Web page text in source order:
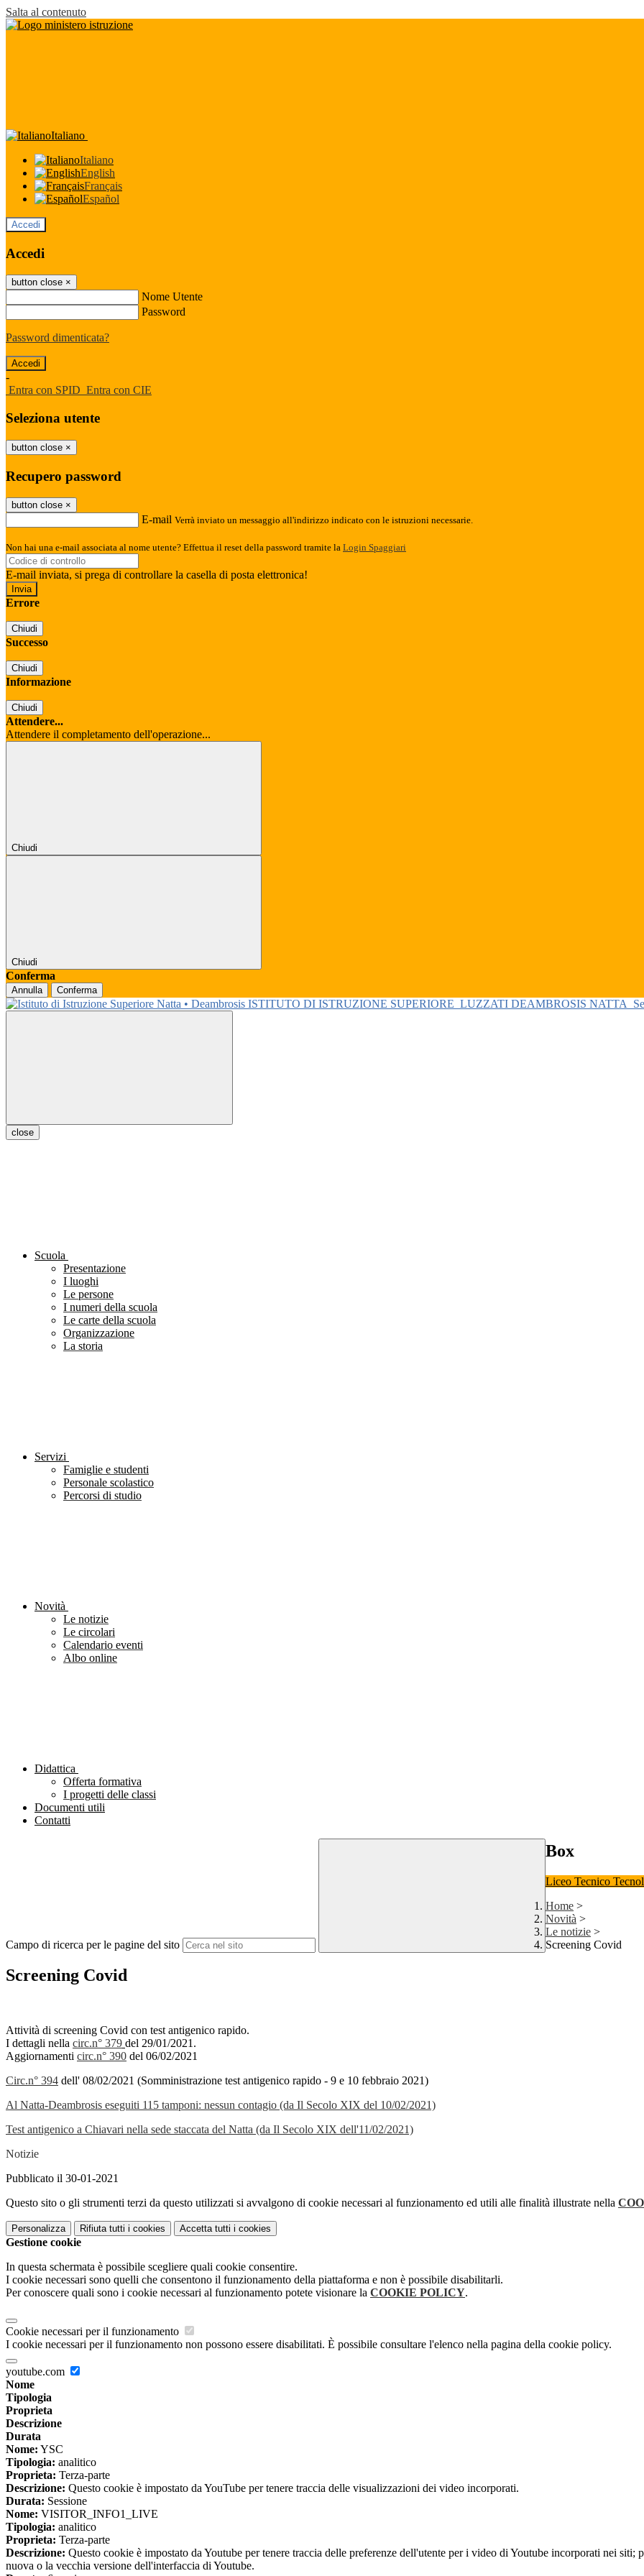
Salta al contenuto
Italiano
Italiano
English
Français
Español
Accedi
Accedi
button close ×
Nome Utente
Password
Password dimenticata?
-
Entra con SPID Entra con CIE
Seleziona utente
button close ×
Recupero password
button close ×
E-mail Verrà inviato un messaggio all'indirizzo indicato con le istruzioni necessarie.
Non hai una e-mail associata al nome utente? Effettua il reset della password tramite la Login Spaggiari
E-mail inviata, si prega di controllare la casella di posta elettronica!
Errore
Chiudi
Successo
Chiudi
Informazione
Chiudi
Attendere...
Attendere il completamento dell'operazione...
Chiudi
Chiudi
Conferma
Annulla Conferma
ISTITUTO DI ISTRUZIONE SUPERIORE LUZZATI DEAMBROSIS NATTA
close
Scuola
Presentazione
I luoghi
Le persone
I numeri della scuola
Le carte della scuola
Organizzazione
La storia
Servizi
Famiglie e studenti
Personale scolastico
Percorsi di studio
Novità
Le notizie
Le circolari
Calendario eventi
Albo online
Didattica
Offerta formativa
I progetti delle classi
Documenti utili
Contatti
Campo di ricerca per le pagine del sito
Box
Liceo Tecnico
Home >
Novità >
Le notizie >
Screening Covid
Screening Covid
Attività di screening Covid con test antigenico rapido.
I dettagli nella circ.n° 379 del 29/01/2021.
Aggiornamenti circ.n° 390 del 06/02/2021
Circ.n° 394 dell' 08/02/2021 (Somministrazione test antigenico rapido - 9 e 10 febbraio 2021)
Al Natta-Deambrosis eseguiti 115 tamponi: nessun contagio (da Il Secolo XIX del 10/02/2021)
Test antigenico a Chiavari nella sede staccata del Natta (da Il Secolo XIX dell'11/02/2021)
Notizie
Pubblicato il 30-01-2021
Questo sito o gli strumenti terzi da questo utilizzati si avvalgono di cookie necessari al funzionamento ed utili alle finalità illustrate nella
Personalizza Rifiuta tutti i cookies Accetta tutti i cookies
Gestione cookie
In questa schermata è possibile scegliere quali cookie consentire.
I cookie necessari sono quelli che consentono il funzionamento della piattaforma e non è possibile disabilitarli.
Per conoscere quali sono i cookie necessari al funzionamento potete visionare la COOKIE POLICY.
Cookie necessari per il funzionamento
I cookie necessari per il funzionamento non possono essere disabilitati. È possibile consultare l'elenco nella pagina della cookie policy.
youtube.com
Nome
Tipologia
Proprieta
Descrizione
Durata
Nome: YSC
Tipologia: analitico
Proprieta: Terza-parte
Descrizione: Questo cookie è impostato da YouTube per tenere traccia delle visualizzazioni dei video incorporati.
Durata: Sessione
Nome: VISITOR_INFO1_LIVE
Tipologia: analitico
Proprieta: Terza-parte
Descrizione: Questo cookie è impostato da Youtube per tenere traccia delle preferenze dell'utente per i video di Youtube incorporati nei
nuova o la vecchia versione dell'interfaccia di Youtube.